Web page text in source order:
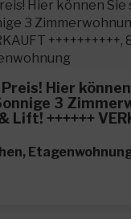
Hier
3
Lift! ++++++